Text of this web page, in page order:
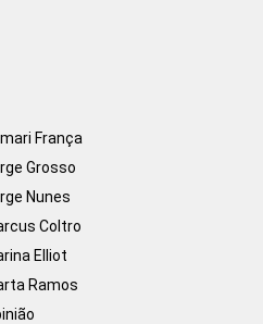
França
Grosso
Nunes
Coltro
Elliot
Ramos